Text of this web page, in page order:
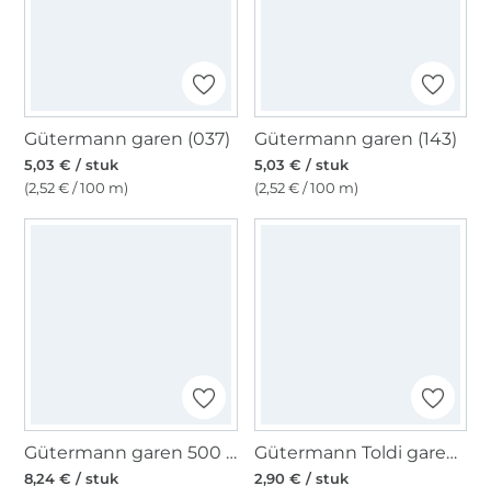
Gütermann garen (037)
5,03 € / stuk
(2,52 € / 100 m)
Gütermann garen (143)
5,03 € / stuk
(2,52 € / 100 m)
Gütermann garen 500 m (000) zwart
8,24 € / stuk
Gütermann Toldi garen, 500 m beige
2,90 € / stuk